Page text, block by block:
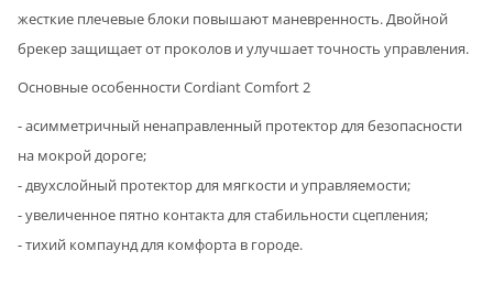
жесткие плечевые блоки повышают маневренность. Двойной
брекер защищает от проколов и улучшает точность управления.
Основные особенности Cordiant Comfort 2
- асимметричный ненаправленный протектор для безопасности
на мокрой дороге;
- двухслойный протектор для мягкости и управляемости;
- увеличенное пятно контакта для стабильности сцепления;
- тихий компаунд для комфорта в городе.